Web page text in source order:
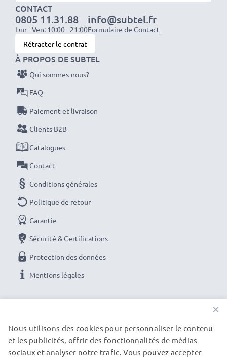
✔ Téléviseurs et projecteurs
✔ Lecteurs DVD et Blu-ray
✔ Subwoofers et amplificateurs
Améliorez votre expérience audio-vidéo avec nos
câbles RCA haute qualité de subtel
dès maintenant pour une livraison rapide et une
garantie de 3 ans !
CONTACT
0805 11.31.88
Lun - Ven: 10:00 - 21:00
info@subtel.fr
Formulaire de Contact
Rétracter le contrat
À PROPOS DE SUBTEL
Qui sommes-nous?
FAQ
Paiement et livraison
Clients B2B
Catalogues
Contact
Conditions générales
Politique de retour
Garantie
Sécurité & Certifications
Protection des données
Mentions légales
NOS PARTENAIRES DE LIVRAISON
×
Nous utilisons des cookies pour personnaliser le contenu
et les publicités, offrir des fonctionnalités de médias
sociaux et analyser notre trafic. Vous pouvez accepter